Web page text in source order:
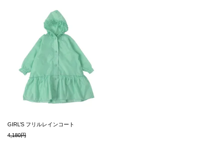
GIRL’S フリルレインコート
4,180